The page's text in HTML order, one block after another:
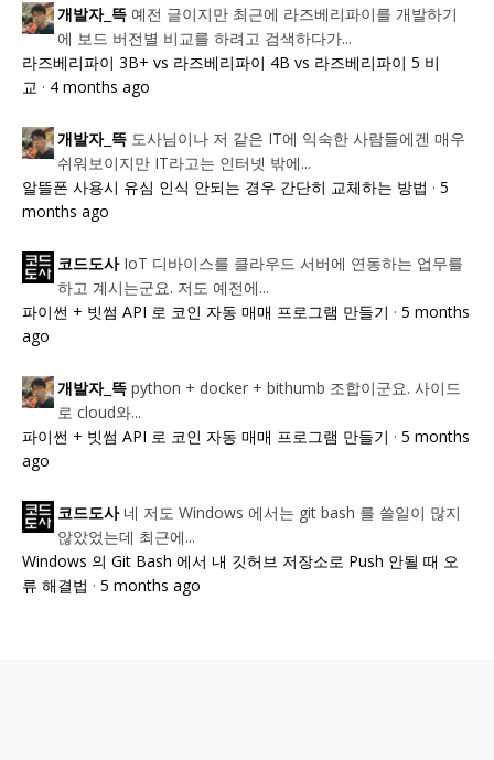
개발자_뜩 예전 글이지만 최근에 라즈베리파이를 개발하기
에 보드 버전별 비교를 하려고 검색하다가...
라즈베리파이 3B+ vs 라즈베리파이 4B vs 라즈베리파이 5 비
교 · 4 months ago
개발자_뜩 도사님이나 저 같은 IT에 익숙한 사람들에겐 매우
쉬워보이지만 IT라고는 인터넷 밖에...
알뜰폰 사용시 유심 인식 안되는 경우 간단히 교체하는 방법 · 5
months ago
코드도사 IoT 디바이스를 클라우드 서버에 연동하는 업무를
하고 계시는군요. 저도 예전에...
파이썬 + 빗썸 API 로 코인 자동 매매 프로그램 만들기 · 5 months
ago
개발자_뜩 python + docker + bithumb 조합이군요. 사이드
로 cloud와...
파이썬 + 빗썸 API 로 코인 자동 매매 프로그램 만들기 · 5 months
ago
코드도사 네 저도 Windows 에서는 git bash 를 쓸일이 많지
않았었는데 최근에...
Windows 의 Git Bash 에서 내 깃허브 저장소로 Push 안될 때 오
류 해결법 · 5 months ago